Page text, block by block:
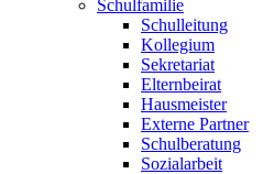
Schulfamilie
Schulleitung
Kollegium
Sekretariat
Elternbeirat
Hausmeister
Externe Partner
Schulberatung
Sozialarbeit